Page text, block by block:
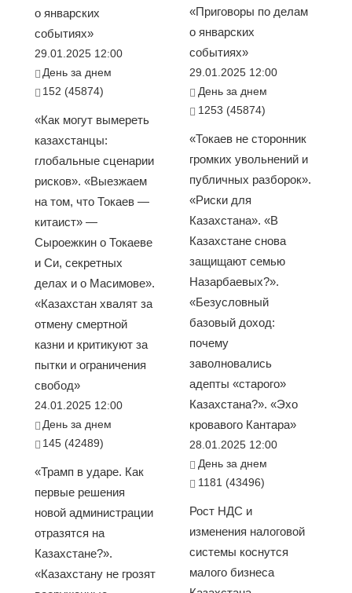
о январских
событиях»
29.01.2025 12:00
День за днем
152 (45874)
«Как могут вымереть
казахстанцы:
глобальные сценарии
рисков». «Выезжаем
на том, что Токаев —
китаист» —
Сыроежкин о Токаеве
и Си, секретных
делах и о Масимове».
«Казахстан хвалят за
отмену смертной
казни и критикуют за
пытки и ограничения
свобод»
24.01.2025 12:00
День за днем
145 (42489)
«Трамп в ударе. Как
первые решения
новой администрации
отразятся на
Казахстане?».
«Казахстану не грозят
«Приговоры по делам
о январских
событиях»
29.01.2025 12:00
День за днем
1253 (45874)
«Токаев не сторонник
громких увольнений и
публичных разборок».
«Риски для
Казахстана». «В
Казахстане снова
защищают семью
Назарбаевых?».
«Безусловный
базовый доход:
почему
заволновались
адепты «старого»
Казахстана?». «Эхо
кровавого Кантара»
28.01.2025 12:00
День за днем
1181 (43496)
Рост НДС и
изменения налоговой
системы коснутся
малого бизнеса